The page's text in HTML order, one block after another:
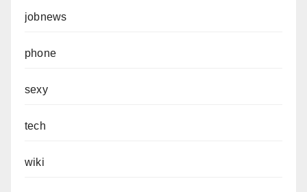
jobnews
phone
sexy
tech
wiki